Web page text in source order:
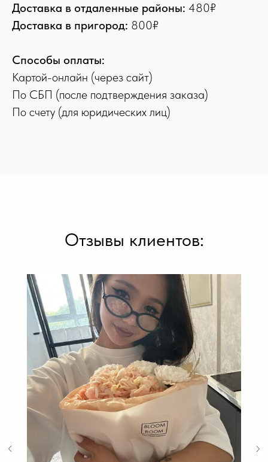
Доставка в отдаленные районы: 480₽
Доставка в пригород: 800₽
Способы оплаты:
Картой-онлайн (через сайт)
По СБП (после подтверждения заказа)
По счету (для юридических лиц)
Отзывы клиентов: